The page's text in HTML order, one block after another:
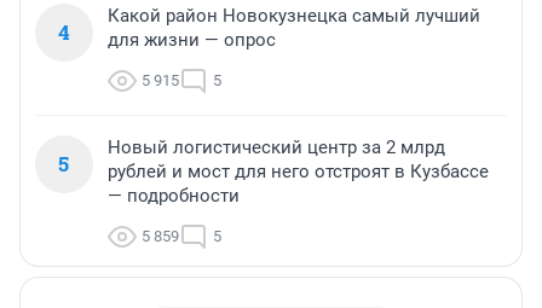
4
Какой район Новокузнецка самый лучший
для жизни — опрос
5 915 5
5
Новый логистический центр за 2 млрд
рублей и мост для него отстроят в Кузбассе
— подробности
5 859 5